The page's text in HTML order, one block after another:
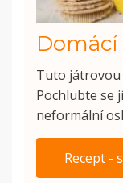
Tuto játrovou
Pochlubte se
neformální
Recept -